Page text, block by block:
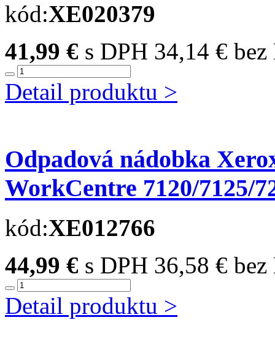
kód:XE020379
41,99 € s DPH 34,14 € bez
Detail produktu >
Odpadová nádobka
WorkCentre 7120/7125/
kód:XE012766
44,99 € s DPH 36,58 € bez
Detail produktu >